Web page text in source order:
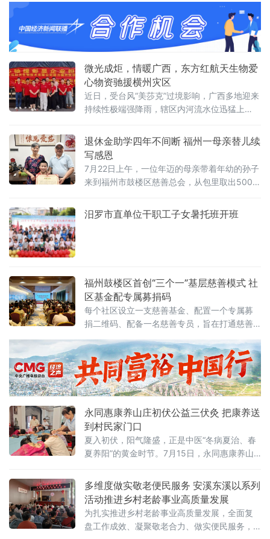
少年，用超越血缘的亲情与责任，为他们撑起
一片温暖的天空，书写了一曲孝老爱亲的感人
赞歌。爱心缘起：两次义举，为困境少年点亮
希望刘洪波的“父亲”之路，始于1996年。那
年，妻妹刘凤霞
微光成炬，情暖广西，东方红航天生物爱
心物资驰援横州灾区
近日，受台风“美莎克”过境影响，广西多地迎来
持续性极端强降雨，辖区内河流水位迅猛上
峻。此次汛情中，横州市为受灾核心区域，六
蓝水库、云表水库等重点水利设施相继出现漫
顶、坝体缺口等重大险情，泄洪洪水致使周边
多个村庄受淹，部分区域一度陷入道路、通信
双重中断的困境。
退休金助学四年不间断 福州一母亲替儿续
写感恩
7月22日上午，一位年迈的母亲带着年幼的孙子
来到福州市鼓楼区慈善总会，从包里取出500元
人退休金进行捐赠。而这一善举，源于数年前
她的儿子曾作为困境学生接受过该会的助学资
汨罗市直单位干职工子女暑托班开班
福州鼓楼区首创“三个一”基层慈善模式 社
区基金配专属募捐码
每个社区设立一支慈善基金、配置一个专属募
捐二维码、配备一名慈善专员，旨在打通慈善
2026年度基层慈善工作专题座谈会上，这一模
式获得民政部门肯定。福州市民政局福利慈善
处处长韩云表示，该模式务实可行，具有良好
的示范推广价值。据鼓楼区慈善总会介绍，社
永同惠康养山庄初伏公益三伏灸 把康养送
到村民家门口
夏入初伏，阳气隆盛，正是中医“冬病夏治、春
夏养阳”的黄金时节。7月15日，永同惠康养山
乡亲暖心推出的初伏公益三伏灸活动圆满举
办。这场没有繁杂流程、不设参与门槛的家门
口康养惠民行动，以专业古法艾灸、贴心便民
服务，把传统中医药的温热守护送到村民身
边，让千年养生智慧真正融入寻常百姓的夏日
多维度做实敬老便民服务 安溪东溪以系列
活动推进乡村老龄事业高质量发展
为扎实推进乡村老龄事业高质量发展，全面复
盘工作成效、凝聚敬老合力、做实便民服务，7